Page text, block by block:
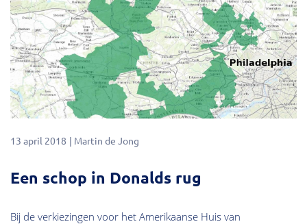
13 april 2018 Martin de Jong
Een schop in Donalds rug
Bij de verkiezingen voor het Amerikaanse Huis van